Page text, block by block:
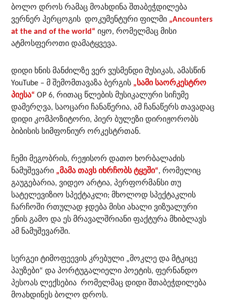
ბოლო დროს რამაც მოახდინა შთაბეჭდილება
ვერნერ ჰერცოგის დოკუმენტური ფილმი „Ancounters
at the and of the world“ იყო, რომელმაც მისი
ატმოსფეროთი დამატყვევა.
დიდი ხნის მანძილზე ვერ ვუსმენდი მუსიკას, ამასწინ
YouTube – მ შემომთავაზა ბერგის „სამი საორკესტრო
პიესა“ OP 6, რითაც წლების მუსიკალური სიჩუმე
დამერღვა, საოცარი ჩანაწერია, ამ ჩანაწერს თავადაც
დიდი კომპოზიტორი, პიერ ბულეზი დირიჟორობს
ბიბისის სიმფონიურ ორკესტრთან.
ჩემი მეგობრის, რეჟისორ დათო ხორბალაძის
ნამუშევარი „მამა თავს იხრჩობს ტყეში“, რომელიც
გაუგებარია, ვიდეო არტია, პერფორმანსი თუ
სატელევიზიო სპექტაკლი; მხოლოდ სპექტაკლის
ჩარჩოში რთულად ჯდება მისი ახალი ვიზუალური
ენის გამო და ეს მრავალშრიანი ფაქტურა მხიბლავს
ამ ნამუშევარში.
სერგეი ტიმოფეევის კრებული „მოკლე და მტკიცე
პაუზები“ და პორტუგალიელი პოეტის, ფერნანდო
პესოას ლექსებია რომელმაც დიდი შთაბეჭდილება
მოახდინეს ბოლო დროს.